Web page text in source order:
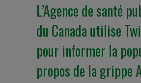
L’Agence de santé
du Canada utilise
pour informer la
propos de la grippe